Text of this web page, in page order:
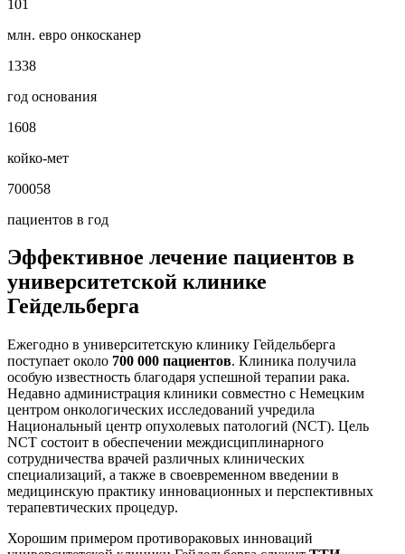
101
млн. евро онкосканер
1338
год основания
1608
койко-мет
700058
пациентов в год
Эффективное лечение пациентов в
университетской клинике
Гейдельберга
Ежегодно в университетскую клинику Гейдельберга
поступает около 700 000 пациентов. Клиника получила
особую известность благодаря успешной терапии рака.
Недавно администрация клиники совместно с Немецким
центром онкологических исследований учредила
Национальный центр опухолевых патологий (NCT). Цель
NCT состоит в обеспечении междисциплинарного
сотрудничества врачей различных клинических
специализаций, а также в своевременном введении в
медицинскую практику инновационных и перспективных
терапевтических процедур.
Хорошим примером противораковых инноваций